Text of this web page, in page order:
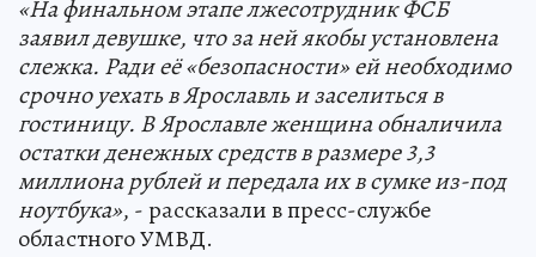
«На финальном этапе лжесотрудник ФСБ
заявил девушке, что за ней якобы установлена
слежка. Ради её «безопасности» ей необходимо
срочно уехать в Ярославль и заселиться в
гостиницу. В Ярославле женщина обналичила
остатки денежных средств в размере 3,3
миллиона рублей и передала их в сумке из-под
ноутбука», - рассказали в пресс-службе
областного УМВД.